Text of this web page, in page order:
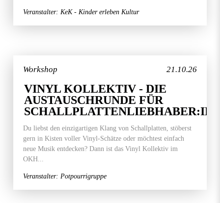
Veranstalter: KeK - Kinder erleben Kultur
21.10.26
Workshop
VINYL KOLLEKTIV - DIE
AUSTAUSCHRUNDE FÜR
Du liebst den einzigartigen Klang von Schallplatten, stöberst
gern in Kisten voller Vinyl-Schätze oder möchtest einfach
neue Musik entdecken? Dann ist das Vinyl Kollektiv im
OKH...
Veranstalter: Potpourrigruppe